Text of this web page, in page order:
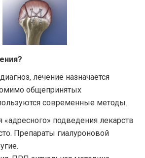
лечение назначается
общепринятых
современные методы.
подведения лекарств
Препараты гиалуроновой